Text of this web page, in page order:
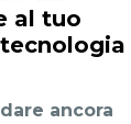
al tuo
ancora